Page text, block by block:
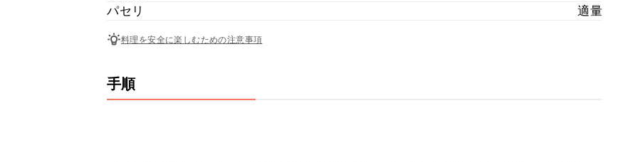
パセリ
適量
料理を安全に楽しむための注意事項
手順